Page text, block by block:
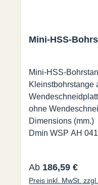
Mini-HSS-
Mini-HSS-
Kleinstbohrstange
ohne Wendeschneidplatten.
Dimensions (mm.) Bestell-Nr.
Dmin WSP AH 0410H SCLCR/L 03 10 100 24
Regulärer Preis:
Ab 186,59 €
Preis inkl. MwSt.